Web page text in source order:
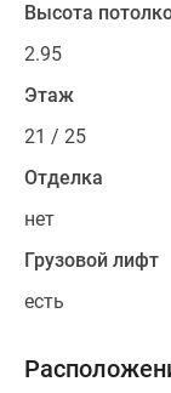
Высота
2.95
Этаж
21 / 25
Отделка
нет
Грузовой лифт
есть